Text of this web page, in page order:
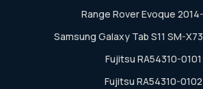
Range Rover Evoque
Samsung Galaxy Tab S11 SM-
Fujitsu RA54310-0101
Fujitsu RA54310-0102